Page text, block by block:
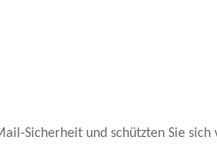
Sicherheit und schützten Sie sich